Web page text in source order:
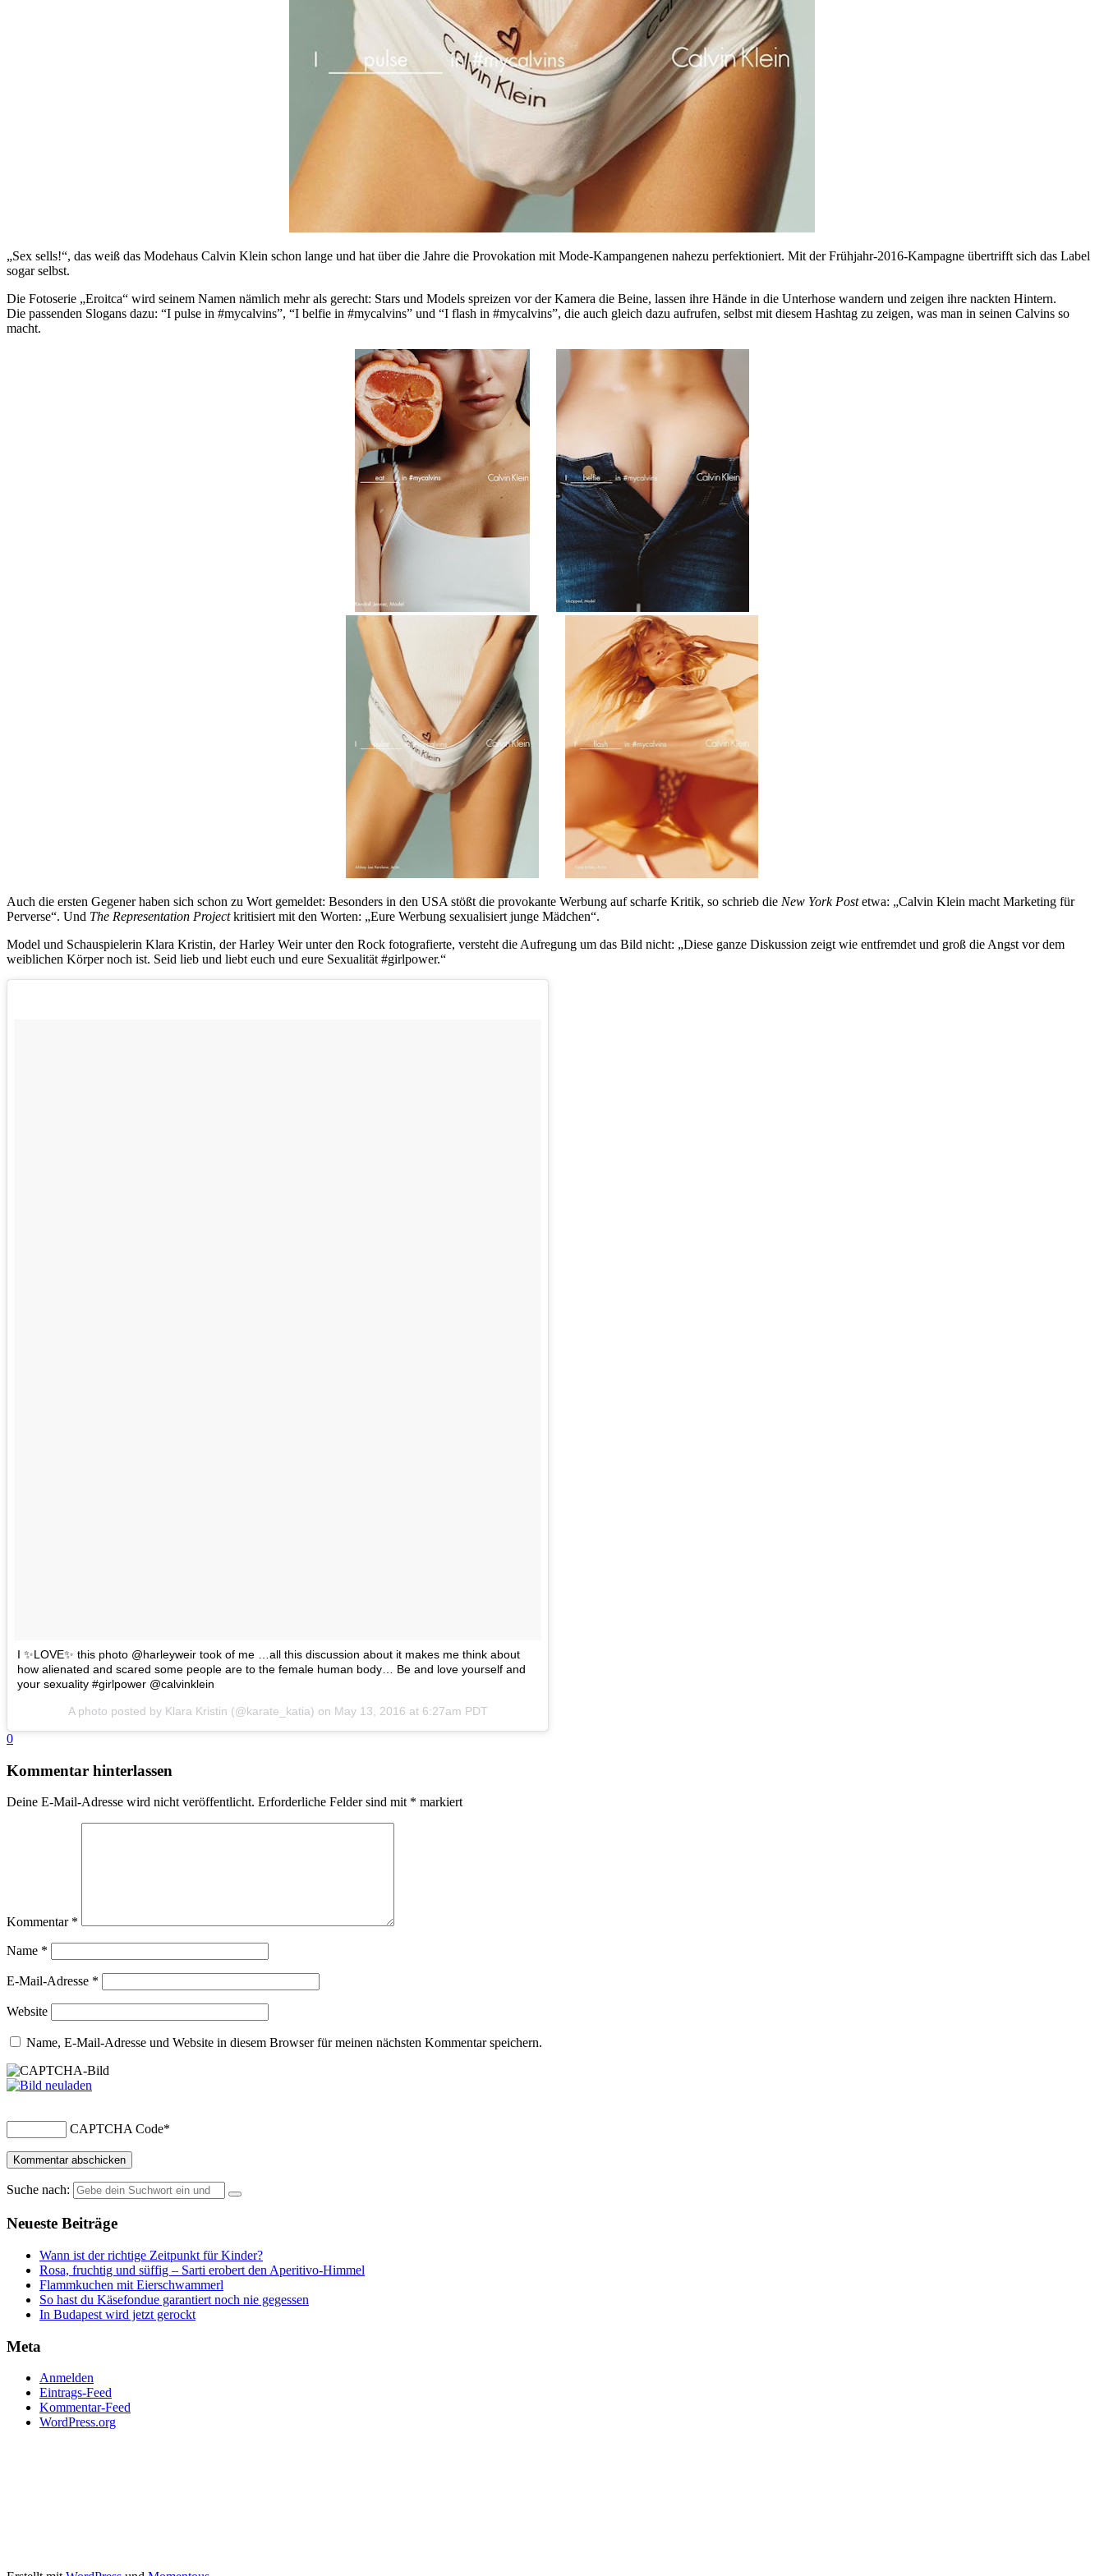
„Sex sells!“, das weiß das Modehaus Calvin Klein schon lange und hat über die Jahre die Provokation mit Mode-Kampangenen nahezu perfektioniert. Mit der Frühjahr-2016-Kampagne übertrifft sich das Label
sogar selbst.
Die Fotoserie „Eroitca“ wird seinem Namen nämlich mehr als gerecht: Stars und Models spreizen vor der Kamera die Beine, lassen ihre Hände in die Unterhose wandern und zeigen ihre nackten Hintern.
Die passenden Slogans dazu: “I pulse in #mycalvins”, “I belfie in #mycalvins” und “I flash in #mycalvins”, die auch gleich dazu aufrufen, selbst mit diesem Hashtag zu zeigen, was man in seinen Calvins so
macht.
Auch die ersten Gegener haben sich schon zu Wort gemeldet: Besonders in den USA stößt die provokante Werbung auf scharfe Kritik, so schrieb die New York Postetwa: „Calvin Klein macht Marketing für
Perverse“. Und The Representation Projectkritisiert mit den Worten: „Eure Werbung sexualisiert junge Mädchen“.
Model und Schauspielerin Klara Kristin, der Harley Weir unter den Rock fotografierte, versteht die Aufregung um das Bild nicht: „Diese ganze Diskussion zeigt wie entfremdet und groß die Angst vor dem
weiblichen Körper noch ist. Seid lieb und liebt euch und eure Sexualität #girlpower.“
I ✨LOVE✨ this photo @harleyweir took of me …all this discussion about it makes me think about
how alienated and scared some people are to the female human body… Be and love yourself and
your sexuality #girlpower @calvinklein
A photo posted by Klara Kristin (@karate_katia) on May 13, 2016 at 6:27am PDT
0
Kommentar hinterlassen
Deine E-Mail-Adresse wird nicht veröffentlicht. Erforderliche Felder sind mit * markiert
Kommentar *
Name *
E-Mail-Adresse *
Website
Name, E-Mail-Adresse und Website in diesem Browser für meinen nächsten Kommentar speichern.
CAPTCHA Code*
Suche nach:
Neueste Beiträge
Wann ist der richtige Zeitpunkt für Kinder?
Rosa, fruchtig und süffig – Sarti erobert den Aperitivo-Himmel
Flammkuchen mit Eierschwammerl
So hast du Käsefondue garantiert noch nie gegessen
In Budapest wird jetzt gerockt
Meta
Anmelden
Eintrags-Feed
Kommentar-Feed
WordPress.org